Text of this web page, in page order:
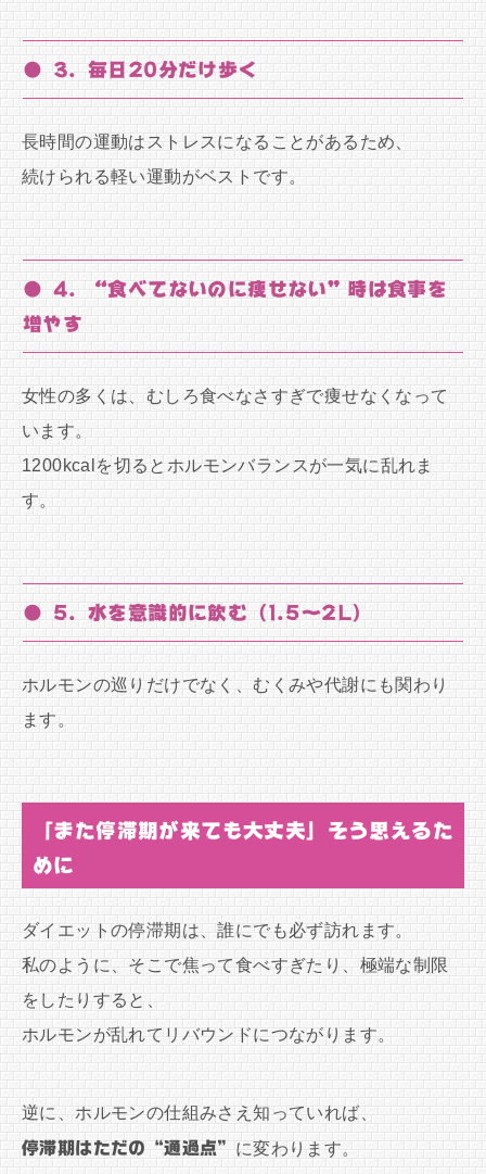
● 3. 毎日20分だけ歩く
長時間の運動はストレスになることがあるため、
続けられる軽い運動がベストです。
● 4. “食べてないのに痩せない”時は食事を
増やす
女性の多くは、むしろ食べなさすぎで痩せなくなって
います。
1200kcalを切るとホルモンバランスが一気に乱れま
す。
● 5. 水を意識的に飲む（1.5〜2L）
ホルモンの巡りだけでなく、むくみや代謝にも関わり
ます。
「また停滞期が来ても大丈夫」そう思えるた
めに
ダイエットの停滞期は、誰にでも必ず訪れます。
私のように、そこで焦って食べすぎたり、極端な制限
をしたりすると、
ホルモンが乱れてリバウンドにつながります。
逆に、ホルモンの仕組みさえ知っていれば、
停滞期はただの“通過点” に変わります。